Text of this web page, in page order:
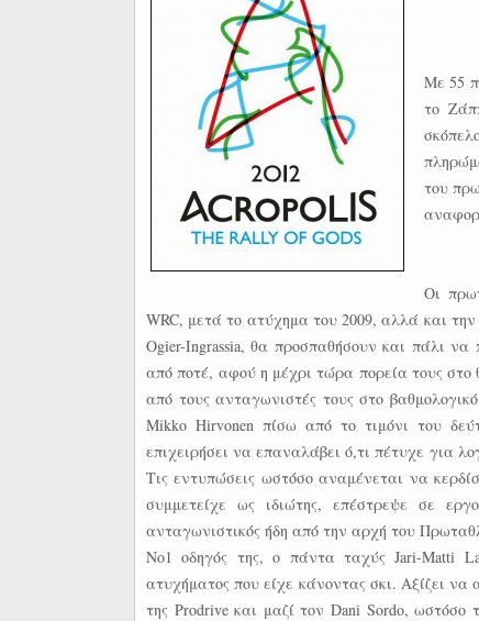
Με 55
το
του
Οι
WRC, μετά το ατύχημα του 2009, αλλά και
Ogier-Ingrassia, θα προσπαθήσουν και πάλι
από ποτέ, αφού η μέχρι τώρα πορεία τους στο
από τους ανταγωνιστές τους στο
Mikko Hirvonen πίσω από το τιμόνι του
επιχειρήσει να επαναλάβει ό,τι πέτυχε για
Τις εντυπώσεις ωστόσο αναμένεται να
συμμετείχε ως ιδιώτης, επέστρεψε σε
ανταγωνιστικός ήδη από την αρχή του
Νο1 οδηγός της, ο πάντα ταχύς Jari-Matti
ατυχήματος που είχε κάνοντας σκι. Αξίζει
της Prodrive και μαζί τον Dani Sordo, ωστόσο